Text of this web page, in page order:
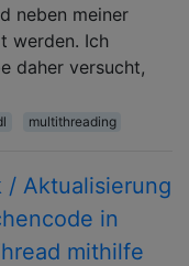
neben meiner
werden. Ich
daher versucht,
multithreading
/ Aktualisierung
in
mithilfe